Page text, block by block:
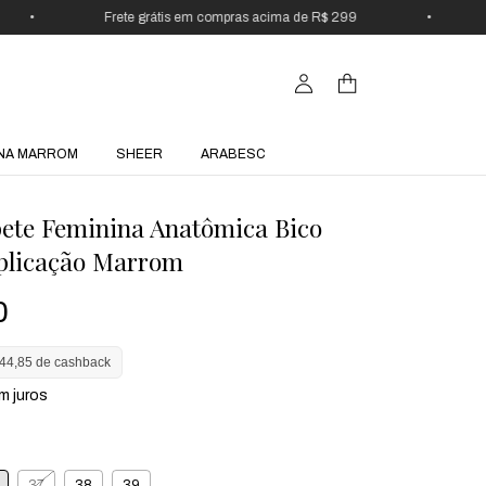
Frete grátis em compras acima de R$ 299
MARROM SHEER ARABESC
Feminina Anatômica Bico
Marrom
de cashback
juros